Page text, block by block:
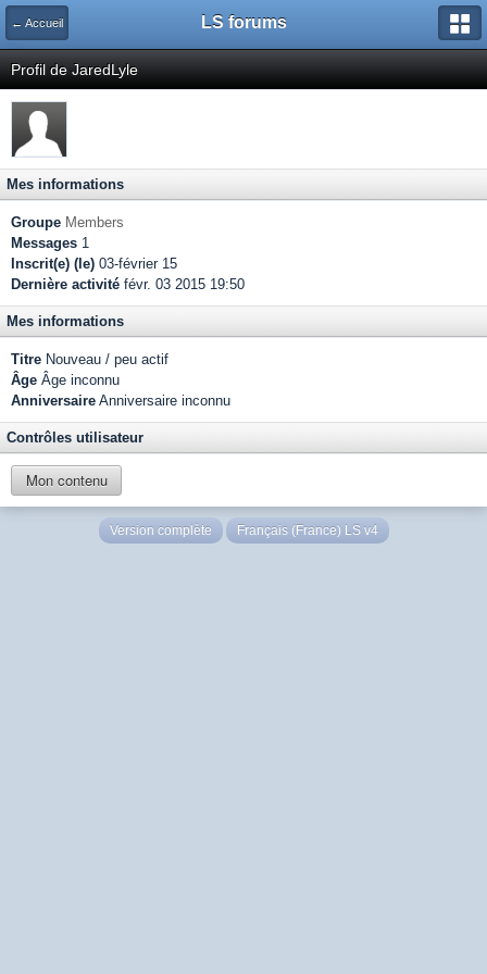
← Accueil LS forums
Profil de JaredLyle
Mes informations
Groupe Members
Messages 1
Inscrit(e) (le) 03-février 15
Dernière activité févr. 03 2015 19:50
Mes informations
Titre Nouveau / peu actif
Âge Âge inconnu
Anniversaire Anniversaire inconnu
Contrôles utilisateur
Mon contenu
Version complète Français (France) LS v4